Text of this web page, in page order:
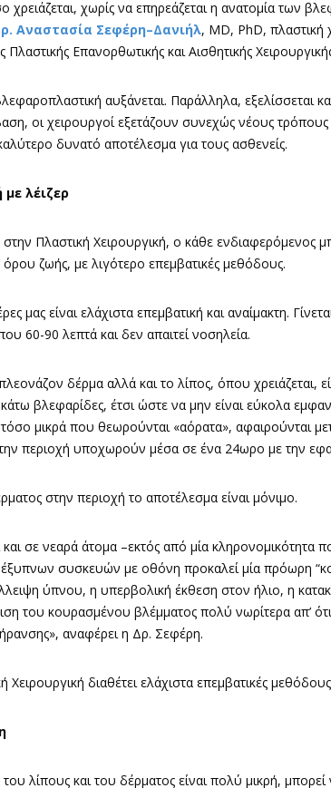
χωρίς να επηρεάζεται η ανατομία των
Αναστασία Σεφέρη–Δανιήλ, MD, PhD, πλαστική
Πλαστικής Επανορθωτικής και Αισθητικής
αυξάνεται. Παράλληλα, εξελίσσεται
οι χειρουργοί εξετάζουν συνεχώς νέους τρόπους
δυνατό αποτέλεσμα για τους ασθενείς.
λέιζερ
Πλαστική Χειρουργική, ο κάθε ενδιαφερόμενος
ζωής, με λιγότερο επεμβατικές μεθόδους.
μας είναι ελάχιστα επεμβατική και αναίμακτη.
60-90 λεπτά και δεν απαιτεί νοσηλεία.
δέρμα αλλά και το λίπος, όπου χρειάζεται,
βλεφαρίδες, έτσι ώστε να μην είναι εύκολα
μικρά που θεωρούνται «αόρατα», αφαιρούνται
περιοχή υποχωρούν μέσα σε ένα 24ωρο με την
στην περιοχή το αποτέλεσμα είναι μόνιμο.
σε νεαρά άτομα –εκτός από μία κληρονομικότητα
συσκευών με οθόνη προκαλεί μία πρόωρη
ύπνου, η υπερβολική έκθεση στον ήλιο, η
του κουρασμένου βλέμματος πολύ νωρίτερα απ’ ότι
αναφέρει η Δρ. Σεφέρη.
Χειρουργική διαθέτει ελάχιστα επεμβατικές
λίπους και του δέρματος είναι πολύ μικρή,